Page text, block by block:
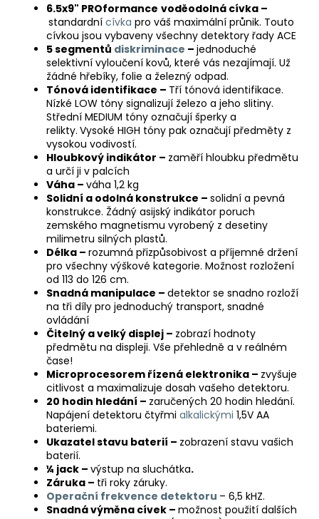
6.5x9" PROformance voděodolná cívka –
standardní cívka pro váš maximální průnik. Touto
cívkou jsou vybaveny všechny detektory řady ACE
5 segmentů diskriminace – jednoduché
selektivní vyloučení kovů, které vás nezajímají. Už
žádné hřebíky, folie a železný odpad.
Tónová identifikace – Tří tónová identifikace.
Nízké LOW tóny signalizují železo a jeho slitiny.
Střední MEDIUM tóny označují šperky a
relikty. Vysoké HIGH tóny pak označují předměty z
vysokou vodivostí.
Hloubkový indikátor – zaměří hloubku předmětu
a určí ji v palcích
Váha – váha 1,2 kg
Solidní a odolná konstrukce – solidní a pevná
konstrukce. Žádný asijský indikátor poruch
zemského magnetismu vyrobený z desetiny
milimetru silných plastů.
Délka – rozumná přizpůsobivost a příjemné držení
pro všechny výškové kategorie. Možnost rozložení
od 113 do 126 cm.
Snadná manipulace – detektor se snadno rozloží
na tři díly pro jednoduchý transport, snadné
ovládání
Čitelný a velký displej – zobrazí hodnoty
předmětu na displeji. Vše přehledně a v reálném
čase!
Microprocesorem řízená elektronika – zvyšuje
citlivost a maximalizuje dosah vašeho detektoru.
20 hodin hledání – zaručených 20 hodin hledání.
Napájení detektoru čtyřmi alkalickými 1,5V AA
bateriemi.
Ukazatel stavu baterií – zobrazení stavu vašich
baterií.
¼ jack – výstup na sluchátka.
Záruka – tři roky záruky.
Operační frekvence detektoru – 6,5 kHZ.
Snadná výměna cívek – možnost použití dalších